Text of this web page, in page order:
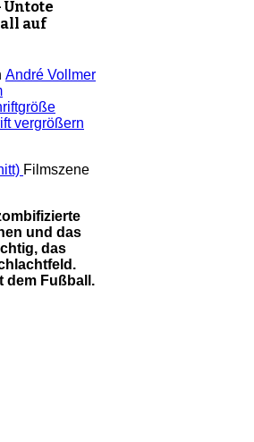
Untote
auf
André Vollmer
vergrößern
Filmszene
und das
das
dem Fußball.